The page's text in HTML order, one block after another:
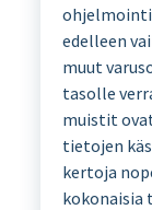
edelleen
muut
tasolle
muistit
tietojen
kertoja